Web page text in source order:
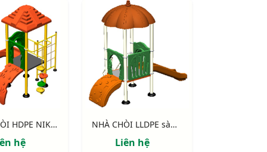
NHÀ CHÒI HDPE NIK114041M
hệ
NHÀ CHÒI LLDPE sàn 900 NIK113040B
Liên hệ